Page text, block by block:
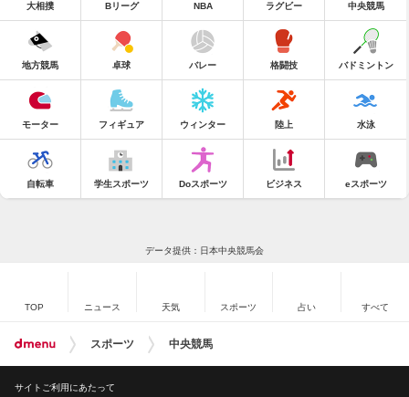
大相撲 Bリーグ NBA ラグビー 中央競馬
地方競馬 卓球 バレー 格闘技 バドミントン
モーター フィギュア ウィンター 陸上 水泳
自転車 学生スポーツ Doスポーツ ビジネス eスポーツ
データ提供：日本中央競馬会
TOP ニュース 天気 スポーツ 占い すべて
スポーツ 中央競馬
サイトご利用にあたって